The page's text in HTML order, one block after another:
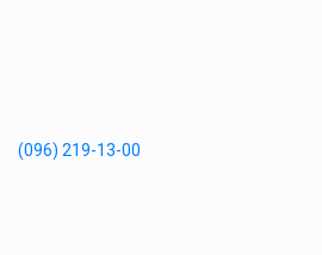
(096) 219-13-00